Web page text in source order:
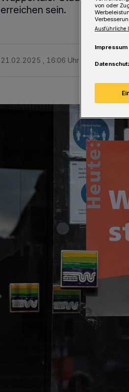
erreichen sein.
21.02.2025 , 16:06 Uhr Eine Minute
von oder
Ausführliche
Impressum